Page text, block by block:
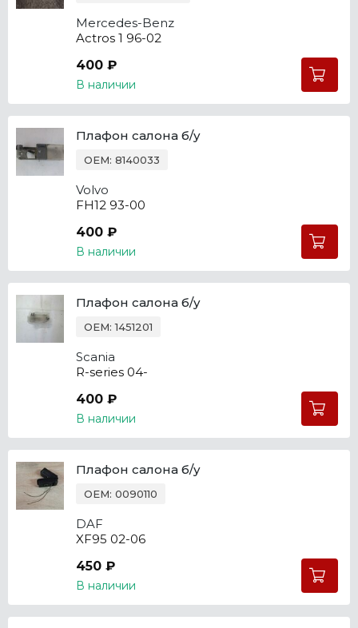
Mercedes-Benz
Actros 1 96-02
400 ₽
В наличии
Плафон салона б/у
OEM: 8140033
Volvo
FH12 93-00
400 ₽
В наличии
Плафон салона б/у
OEM: 1451201
Scania
R-series 04-
400 ₽
В наличии
Плафон салона б/у
OEM: 0090110
DAF
XF95 02-06
450 ₽
В наличии